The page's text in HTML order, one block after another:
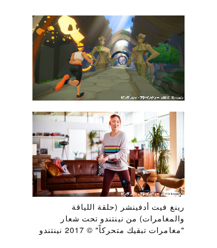
رينغ فيت أدفينشر (حلقة اللياقة
والمغامرات) من نينتندو تحت شعار
"مغامرات تبقيك متحركاً" © 2017 نينتندو